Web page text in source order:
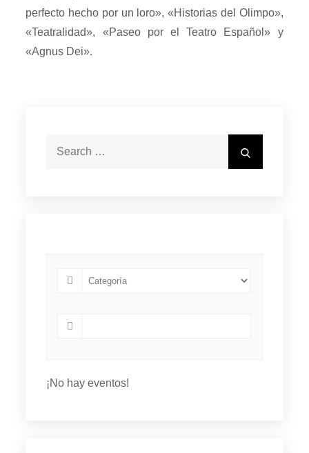
perfecto hecho por un loro», «Historias del Olimpo»,
«Teatralidad», «Paseo por el Teatro Español» y
«Agnus Dei».
¡No hay eventos!